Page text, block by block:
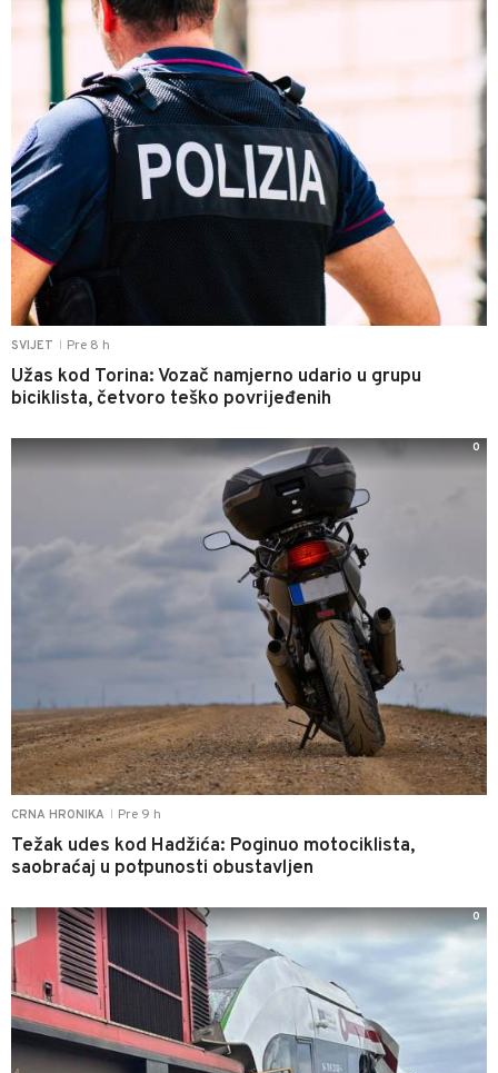
SVIJET Pre 8 h
Užas kod Torina: Vozač namjerno udario u grupu
biciklista, četvoro teško povrijeđenih
CRNA HRONIKA Pre 9 h
Težak udes kod Hadžića: Poginuo motociklista,
saobraćaj u potpunosti obustavljen
0
0